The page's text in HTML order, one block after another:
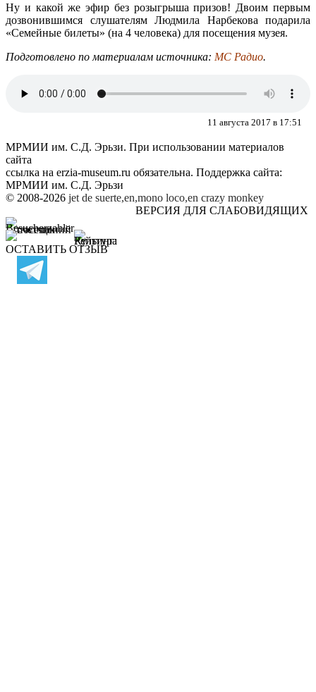
Ну и какой же эфир без розыгрыша призов! Двоим первым
дозвонившимся слушателям Людмила Нарбекова подарила
«Семейные билеты» (на 4 человека) для посещения музея.
Подготовлено по материалам источника: МС Радио.
11 августа 2017 в 17:51
МРМИИ им. С.Д. Эрьзи. При использовании материалов
сайта
ссылка на erzia-museum.ru обязательна. Поддержка сайта:
МРМИИ им. С.Д. Эрьзи
© 2008-2026 jet de suerte,en,mono loco,en crazy monkey
ВЕРСИЯ ДЛЯ СЛАБОВИДЯЩИХ
ОСТАВИТЬ ОТЗЫВ